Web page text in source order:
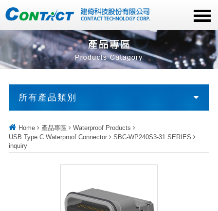
所有產品類別
Home 產品專區
Waterproof Products
USB Type C Waterproof Connector
SBC-WP240S3-31 SERIES
inquiry